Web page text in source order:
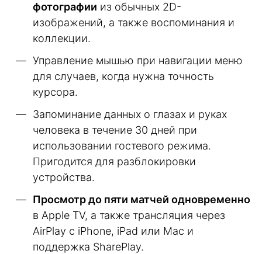
фотографии из обычных 2D-
изображений, а также воспоминания и
коллекции.
Управление мышью при навигации меню
для случаев, когда нужна точность
курсора.
Запоминание данных о глазах и руках
человека в течение 30 дней при
использовании гостевого режима.
Пригодится для разблокировки
устройства.
Просмотр до пяти матчей одновременно
в Apple TV, а также трансляция через
AirPlay с iPhone, iPad или Mac и
поддержка SharePlay.